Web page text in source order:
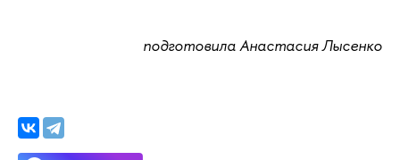
подготовила Анастасия Лысенко